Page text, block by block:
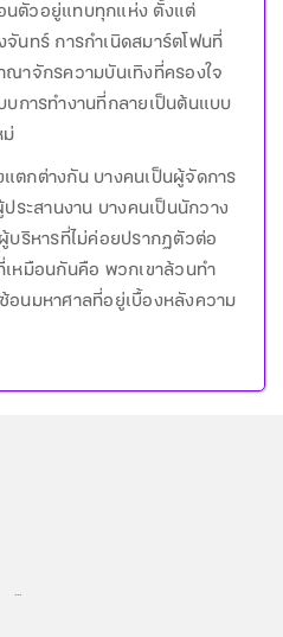
ตัวอยู่แทบทุกแห่ง ตั้งแต่
นทร์ การกำเนิดสมาร์ตโฟนที่
าจักรความบันเทิงที่ครองใจ
บการทำงานที่กลายเป็นต้นแบบ
ตกต่างกัน บางคนเป็นผู้จัดการ
ระสานงาน บางคนเป็นนักวาง
บริหารที่ไม่ค่อยปรากฏตัวต่อ
หมือนกันคือ พวกเขาล้วนทำ
นมหาศาลที่อยู่เบื้องหลังความ
...